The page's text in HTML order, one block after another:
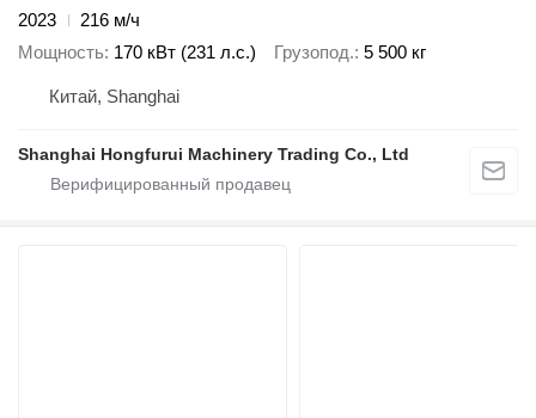
2023
216 м/ч
Мощность 170 кВт (231 л.с.) Грузопод. 5 500 кг
Китай, Shanghai
Shanghai Hongfurui Machinery Trading Co., Ltd